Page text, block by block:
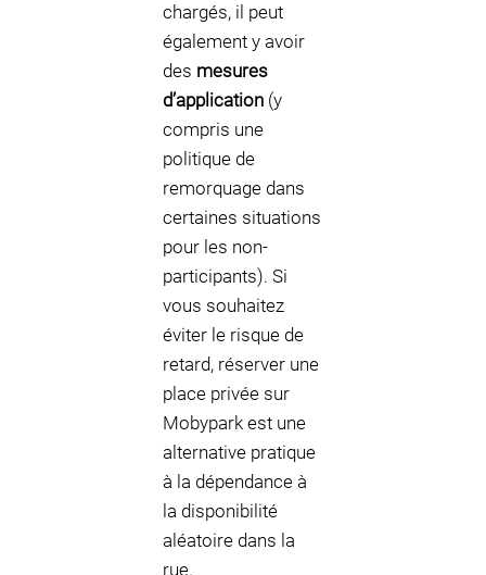
chargés, il peut
également y avoir
des mesures
d’application (y
compris une
politique de
remorquage dans
certaines situations
pour les non-
participants). Si
vous souhaitez
éviter le risque de
retard, réserver une
place privée sur
Mobypark est une
alternative pratique
à la dépendance à
la disponibilité
aléatoire dans la
rue.